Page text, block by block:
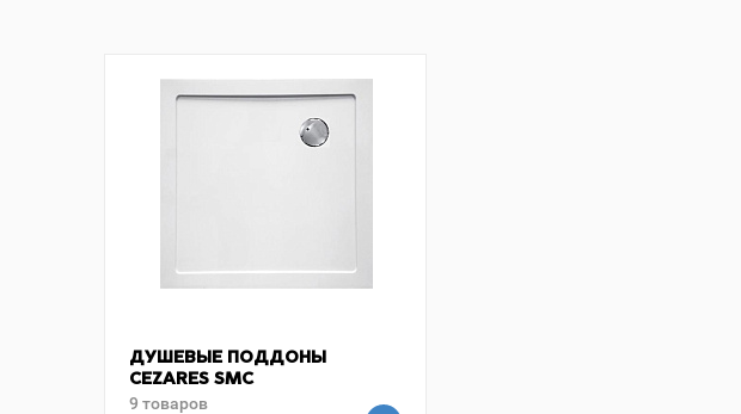
ДУШЕВЫЕ ПОДДОНЫ
CEZARES SMC
9 товаров